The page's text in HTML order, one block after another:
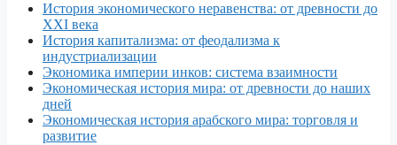
История экономического неравенства: от древности до
XXI века
История капитализма: от феодализма к
индустриализации
Экономика империи инков: система взаимности
Экономическая история мира: от древности до наших
дней
Экономическая история арабского мира: торговля и
развитие